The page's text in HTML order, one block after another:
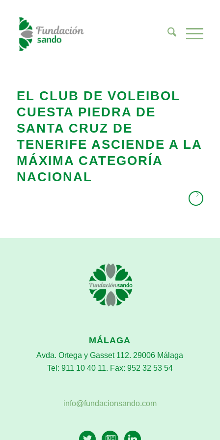
EL CLUB DE VOLEIBOL
CUESTA PIEDRA DE
SANTA CRUZ DE
TENERIFE ASCIENDE A LA
MÁXIMA CATEGORÍA
NACIONAL
MÁLAGA
Avda. Ortega y Gasset 112. 29006 Málaga
Tel: 911 10 40 11. Fax: 952 32 53 54
info@fundacionsando.com
twitter newspaper-
linkedin